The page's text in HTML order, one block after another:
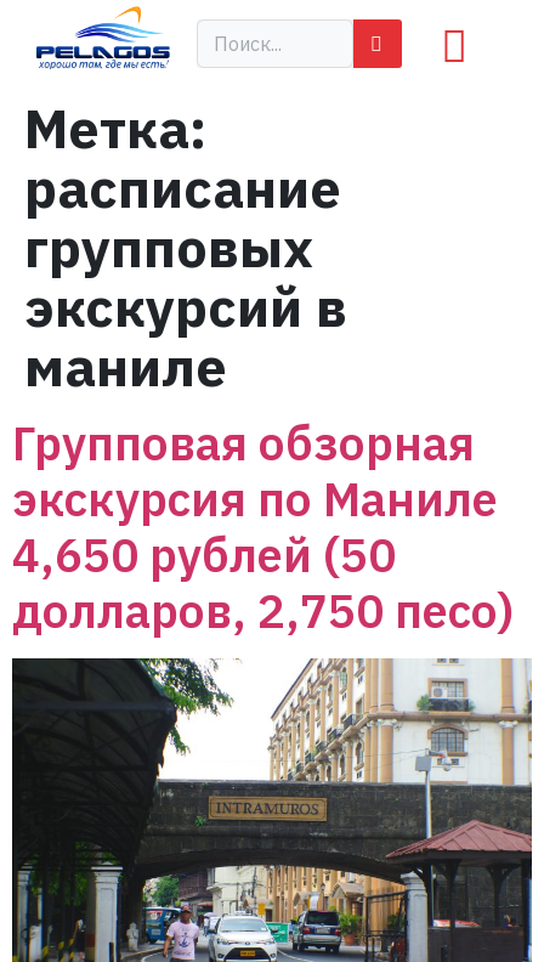
Метка:
расписание
групповых
экскурсий в
маниле
Групповая обзорная
экскурсия по Маниле
4,650 рублей (50
долларов, 2,750 песо)